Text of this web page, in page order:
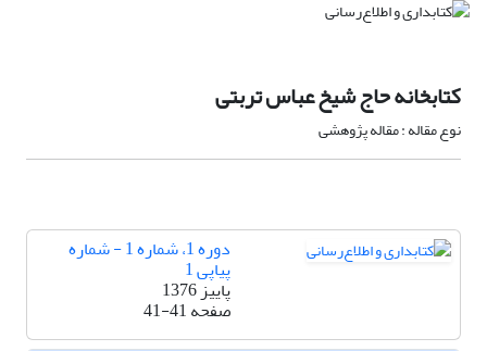
کتابخانه حاج شیخ عباس تربتی
نوع مقاله : مقاله پژوهشی
دوره 1، شماره 1 - شماره
پیاپی 1
پاییز 1376
صفحه41-41